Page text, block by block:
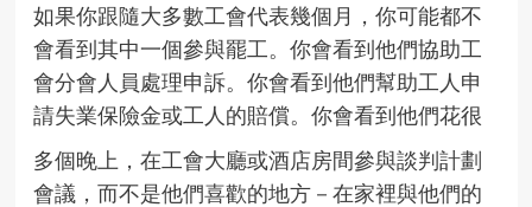
如果你跟隨大多數工會代表幾個月，你可能都不
會看到其中一個參與罷工。你會看到他們協助工
會分會人員處理申訴。你會看到他們幫助工人申
請失業保險金或工人的賠償。你會看到他們花很
多個晚上，在工會大廳或酒店房間參與談判計劃
會議，而不是他們喜歡的地方－在家裡與他們的